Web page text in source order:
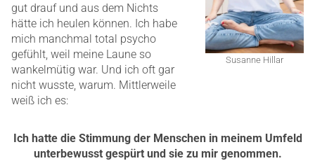
Susanne Hillar
gut drauf und aus dem Nichts
hätte ich heulen können. Ich habe
mich manchmal total psycho
gefühlt, weil meine Laune so
wankelmütig war. Und ich oft gar
nicht wusste, warum. Mittlerweile
weiß ich es:
Ich hatte die Stimmung der Menschen in meinem Umfeld
unterbewusst gespürt und sie zu mir genommen.